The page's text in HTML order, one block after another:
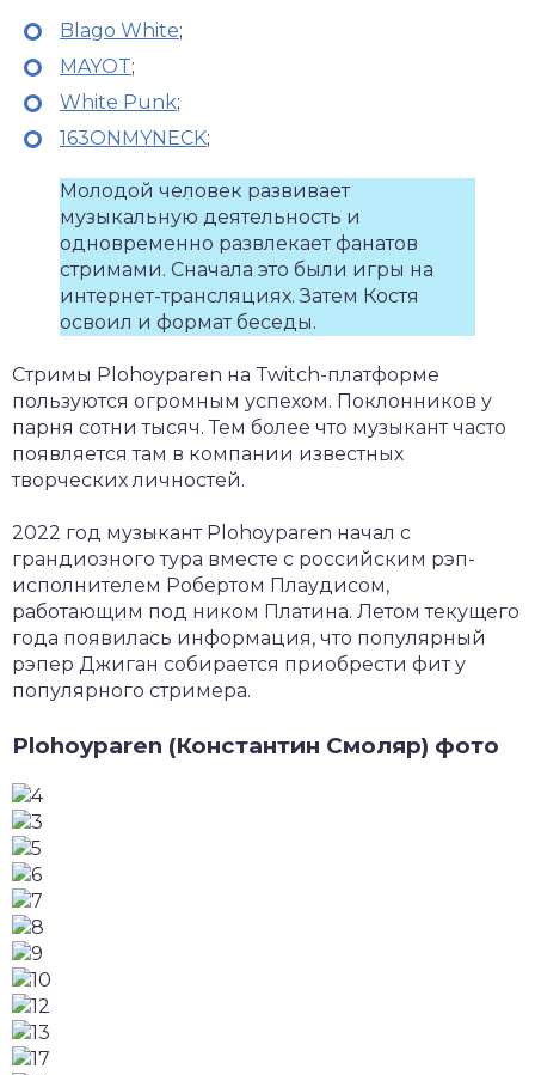
Blago White;
MAYOT;
White Punk;
163ONMYNECK;
Молодой человек развивает
музыкальную деятельность и
одновременно развлекает фанатов
стримами. Сначала это были игры на
интернет-трансляциях. Затем Костя
освоил и формат беседы.
Стримы Plohoyparen на Twitch-платформе
пользуются огромным успехом. Поклонников у
парня сотни тысяч. Тем более что музыкант часто
появляется там в компании известных
творческих личностей.
2022 год музыкант Plohoyparen начал с
грандиозного тура вместе с российским рэп-
исполнителем Робертом Плаудисом,
работающим под ником Платина. Летом текущего
года появилась информация, что популярный
рэпер Джиган собирается приобрести фит у
популярного стримера.
Plohoyparen (Константин Смоляр) фото